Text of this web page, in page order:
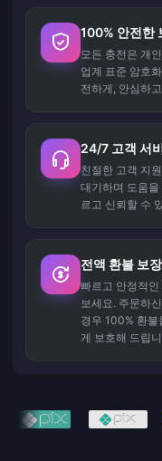
100% 안전한
모든 충전은 개
업계 표준 암호
전하게, 안심하
24/7 고객 서
친절한 고객 지
대기하며 도움
르고 신뢰할 수
전액 환불 보장
빠르고 안정적
보세요. 주문하
경우 100% 환불
게 보호해 드립